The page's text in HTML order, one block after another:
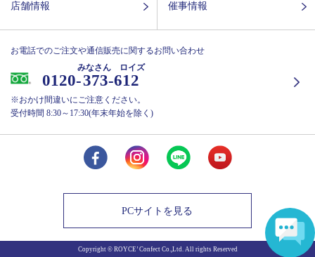
店舗情報 催事情報
お電話でのご注文や通信販売に関するお問い合わせ
0120-373-612
みなさん ロイズ
※おかけ間違いにご注意ください。
受付時間 8:30～17:30(年末年始を除く)
PCサイトを見る
Copyright © ROYCE’ Confect Co.,Ltd. All rights Reserved